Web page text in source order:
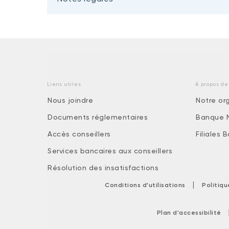
Liens utiles
Nous joindre
Documents réglementaires
Accès conseillers
Services bancaires aux conseillers
Résolution des insatisfactions
À propos de
Notre
Banque
Filiales
Conditions d'utilisations |
Plan d'accessibilité